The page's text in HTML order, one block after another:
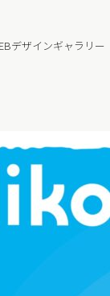
デザインギャラリー